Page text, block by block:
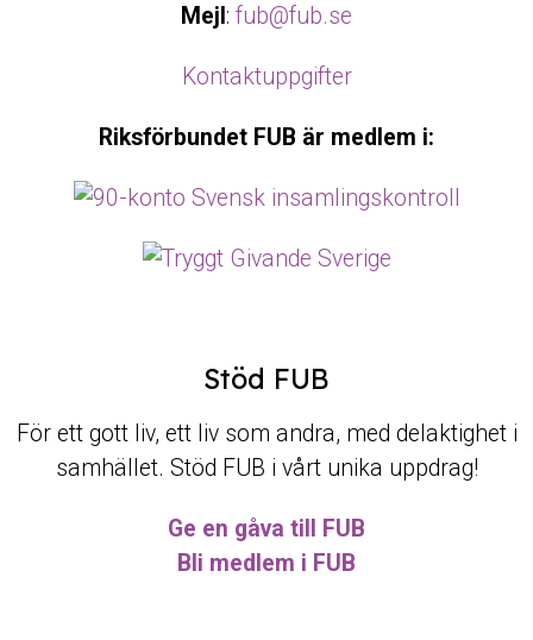
Mejl : fub@fub.se
Kontaktuppgifter
Riksförbundet FUB är medlem i:
Stöd FUB
För ett gott liv, ett liv som andra, med delaktighet i
samhället. Stöd FUB i vårt unika uppdrag!
Ge en gåva till FUB
Bli medlem i FUB